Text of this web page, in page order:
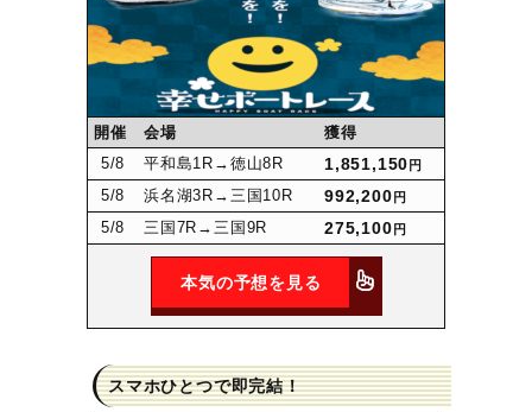
開催 会場
獲得
5/8 平和島1R →徳山8R 1,851,150 円
5/8 浜名湖3R →三国10R 992,200 円
5/8 三国7R →三国9R 275,100 円
本気の予想を見る
スマホひとつで即完結！